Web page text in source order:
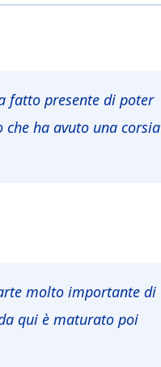
fatto presente di poter
ha avuto una corsia
molto importante di
qui è maturato poi